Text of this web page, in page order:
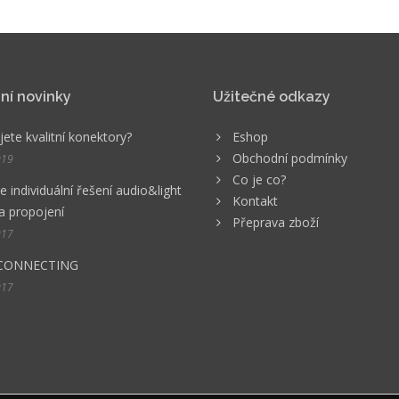
novinky
kvalitní konektory?
individuální řešení audio&light
propojení
Užitečné odkazy
Eshop
Obchodní podmínky
Co je co?
Kontakt
Přeprava zboží